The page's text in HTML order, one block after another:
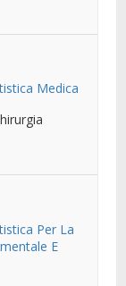
Medica
Per La
E